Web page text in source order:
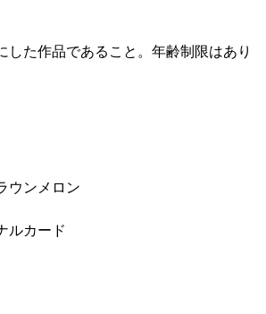
した作品であること。年齢制限はあり
ウンメロン
ルカード